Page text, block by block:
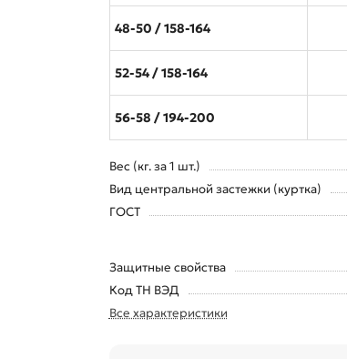
48-50 / 158-164
52-54 / 158-164
56-58 / 194-200
Вес (кг. за 1 шт.)
Вид центральной застежки (куртка)
ГОСТ
Защитные свойства
Код ТН ВЭД
Все характеристики